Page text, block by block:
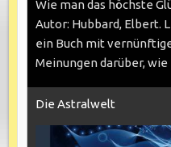
Wie man das höchste
Autor: Hubbard, Elbert.
ein Buch mit
Meinungen darüber,
Die Astralwelt